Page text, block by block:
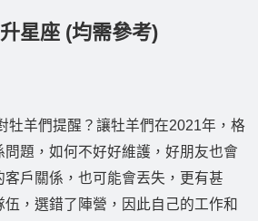
星座 (均需參考)
牡羊們提醒？讓牡羊們在2021年，格
題，如何不好好維護，好朋友也會
戶關係，也可能會丟失，更有甚
，選錯了陣營，因此自己的工作和